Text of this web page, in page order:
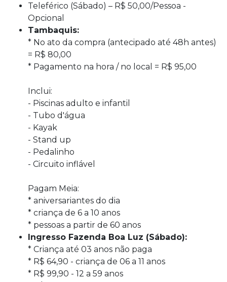
Teleférico (Sábado) – R$ 50,00/Pessoa -
Opcional
Tambaquis:
* No ato da compra (antecipado até 48h antes)
= R$ 80,00
* Pagamento na hora / no local = R$ 95,00
Inclui:
- Piscinas adulto e infantil
- Tubo d'água
- Kayak
- Stand up
- Pedalinho
- Circuito inflável
Pagam Meia:
* aniversariantes do dia
* criança de 6 a 10 anos
* pessoas a partir de 60 anos
Ingresso Fazenda Boa Luz (Sábado):
* Criança até 03 anos não paga
* R$ 64,90 - criança de 06 a 11 anos
* R$ 99,90 - 12 a 59 anos